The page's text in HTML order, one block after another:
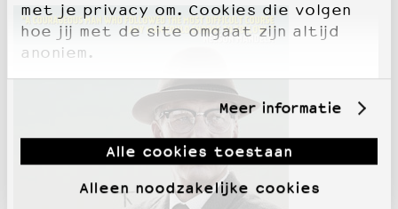
met je privacy om. Cookies die volgen
hoe jij met de site omgaat zijn altijd
anoniem.
Meer informatie
Alle cookies toestaan
Alleen noodzakelijke cookies